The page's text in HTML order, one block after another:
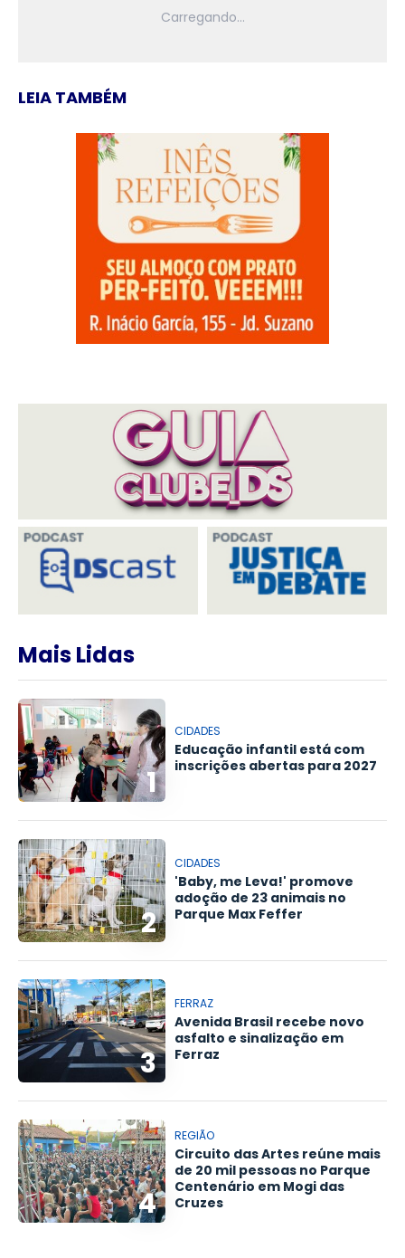
LEIA TAMBÉM
Mais Lidas
1
CIDADES
Educação infantil está com
inscrições abertas para 2027
2
CIDADES
'Baby, me Leva!' promove
adoção de 23 animais no
Parque Max Feffer
3
FERRAZ
Avenida Brasil recebe novo
asfalto e sinalização em
Ferraz
4
REGIÃO
Circuito das Artes reúne mais
de 20 mil pessoas no Parque
Centenário em Mogi das
Cruzes